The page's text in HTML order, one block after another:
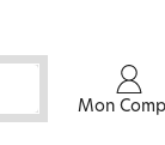
Mon